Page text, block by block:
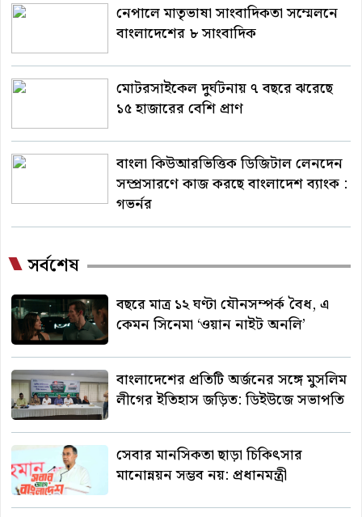
নেপালে মাতৃভাষা সাংবাদিকতা সম্মেলনে
বাংলাদেশের ৮ সাংবাদিক
মোটরসাইকেল দুর্ঘটনায় ৭ বছরে ঝরেছে
১৫ হাজারের বেশি প্রাণ
বাংলা কিউআরভিত্তিক ডিজিটাল লেনদেন
সম্প্রসারণে কাজ করছে বাংলাদেশ ব্যাংক :
গভর্নর
সর্বশেষ
বছরে মাত্র ১২ ঘণ্টা যৌনসম্পর্ক বৈধ, এ
কেমন সিনেমা ‘ওয়ান নাইট অনলি’
বাংলাদেশের প্রতিটি অর্জনের সঙ্গে মুসলিম
লীগের ইতিহাস জড়িত: ডিইউজে সভাপতি
সেবার মানসিকতা ছাড়া চিকিৎসার
মানোন্নয়ন সম্ভব নয়: প্রধানমন্ত্রী